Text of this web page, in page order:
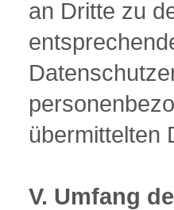
an Dritte zu
übermittelten
V. Umfang